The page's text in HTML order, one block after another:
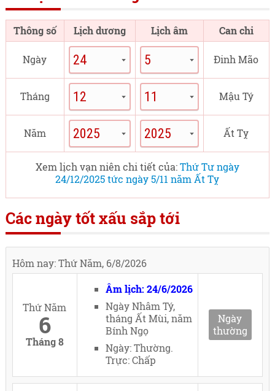
Thông số Lịch dương Lịch âm Can chi
Ngày Đinh Mão
Tháng Mậu Tý
Năm Ất Tỵ
Xem lịch vạn niên chi tiết của:Thứ Tư ngày
24/12/2025 tức ngày 5/11 năm Ất Tỵ
Các ngày tốt xấu sắp tới
Hôm nay: Thứ Năm, 6/8/2026
Thứ Năm
6
Tháng 8
Âm lịch: 24/6/2026
Ngày Nhâm Tý,
tháng Ất Mùi, năm
Bính Ngọ
Ngày: Thường.
Trực: Chấp
Ngày
thường